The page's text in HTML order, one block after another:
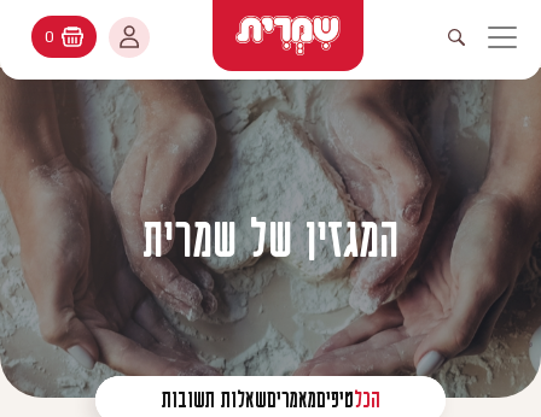
ניווט ראשי
פתיחת חיפוש
עולמות האפיה
מתכונים
קטלוג המוצרים
יעוץ אפיה
שאלות ותשובות
החשבון שלי
החשבון שלי
היסטורית הזמנות
עדכן סיסמה
מועדפים
עגלת קניות
0
המגזין של שמרית
הכלטיפיםמאמריםשאלות תשובות